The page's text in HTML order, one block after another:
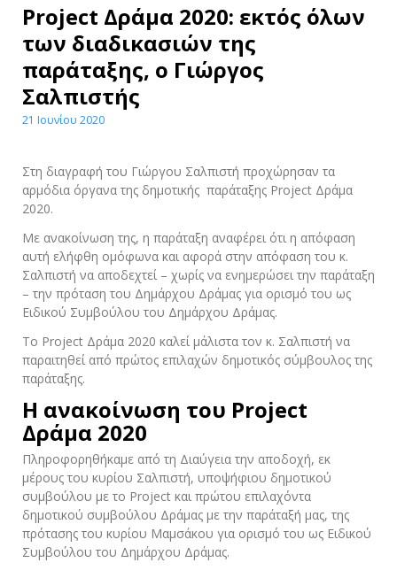
Project Δράμα 2020: εκτός όλων
των διαδικασιών της
παράταξης, ο Γιώργος
Σαλπιστής
21 Ιουνίου 2020
Στη διαγραφή του Γιώργου Σαλπιστή προχώρησαν τα
αρμόδια όργανα της δημοτικής παράταξης Project Δράμα
2020.
Με ανακοίνωση της, η παράταξη αναφέρει ότι η απόφαση
αυτή ελήφθη ομόφωνα και αφορά στην απόφαση του κ.
Σαλπιστή να αποδεχτεί – χωρίς να ενημερώσει την παράταξη
– την πρόταση του Δημάρχου Δράμας για ορισμό του ως
Ειδικού Συμβούλου του Δημάρχου Δράμας.
Το Project Δράμα 2020 καλεί μάλιστα τον κ. Σαλπιστή να
παραιτηθεί από πρώτος επιλαχών δημοτικός σύμβουλος της
παράταξης.
Η ανακοίνωση του Project
Δράμα 2020
Πληροφορηθήκαμε από τη Διαύγεια την αποδοχή, εκ
μέρους του κυρίου Σαλπιστή, υποψήφιου δημοτικού
συμβούλου με το Project και πρώτου επιλαχόντα
δημοτικού συμβούλου Δράμας με την παράταξή μας, της
πρότασης του κυρίου Μαμσάκου για ορισμό του ως Ειδικού
Συμβούλου του Δημάρχου Δράμας.